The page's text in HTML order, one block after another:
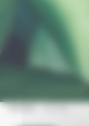
EVADEA Articles